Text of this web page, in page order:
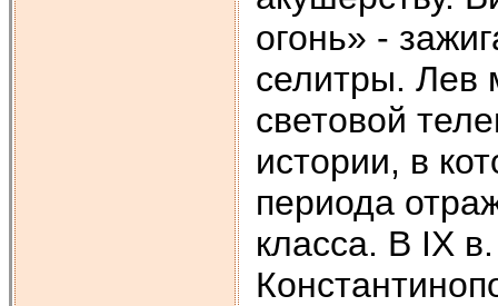
огонь» -
селитры. Лев
световой
истории, в
периода
класса. В IX